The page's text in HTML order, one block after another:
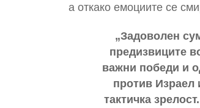
а откако емоциите се
„Задоволен
предизвиците
важни победи и
против Израел
тактичка